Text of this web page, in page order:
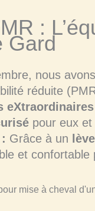
:
Gard
nous
réduite
eXtraordinaires
pour eux et
Grâce à un
et